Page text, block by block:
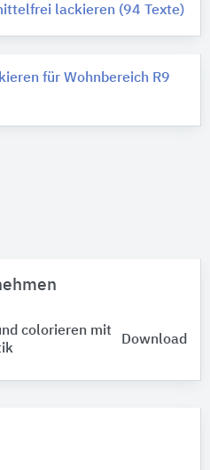
lackieren (94 Texte)
für Wohnbereich R9
colorieren mit
Download